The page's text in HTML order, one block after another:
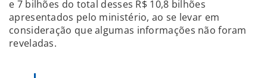
e 7 bilhões do total desses R$ 10,8 bilhões
apresentados pelo ministério, ao se levar em
consideração que algumas informações não foram
reveladas.